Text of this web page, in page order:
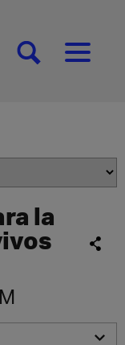
[SEARCH][MENU]
la